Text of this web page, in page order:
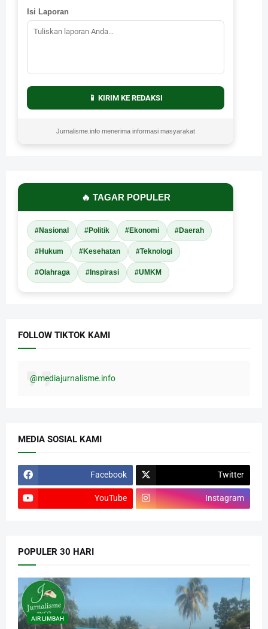
Isi Laporan
📱 KIRIM KE REDAKSI
Jurnalisme.info menerima informasi masyarakat
🔥 TAGAR POPULER
#Nasional #Politik #Ekonomi #Daerah
#Hukum #Kesehatan #Teknologi
#Olahraga #Inspirasi #UMKM
FOLLOW TIKTOK KAMI
@mediajurnalisme.info
MEDIA SOSIAL KAMI
Facebook Twitter
YouTube Instagram
POPULER 30 HARI
AIR LIMBAH